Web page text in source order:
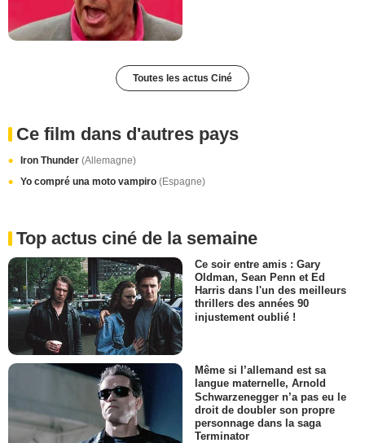
Toutes les actus Ciné
Ce film dans d'autres pays
Iron Thunder (Allemagne)
Yo compré una moto vampiro (Espagne)
Top actus ciné de la semaine
Ce soir entre amis : Gary
Oldman, Sean Penn et Ed
Harris dans l'un des meilleurs
thrillers des années 90
injustement oublié !
Même si l’allemand est sa
langue maternelle, Arnold
Schwarzenegger n’a pas eu le
droit de doubler son propre
personnage dans la saga
Terminator